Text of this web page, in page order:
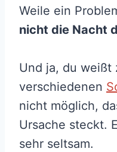
Weile ein
nicht die Nacht
Und ja, du weißt
verschiedenen
nicht möglich,
Ursache steckt.
sehr seltsam.